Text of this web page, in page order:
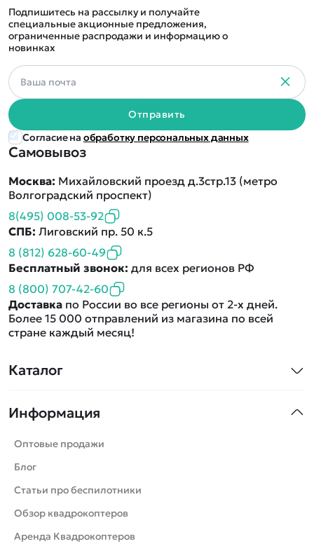
Каталог
Машинки
Танки
Вертолеты
Катера
Роботы
Самолеты
Информация
Оптовые продажи
Блог
Статьи про беспилотники
Обзор квадрокоптеров
Аренда Квадрокоптеров
Самовывоз
Москва: Михайловский проезд д.3стр.13 (метро
Волгоградский проспект)
8(495) 008-53-92
СПБ: Лиговский пр. 50 к.5
8 (812) 628-60-49
Бесплатный звонок: для всех регионов РФ
8 (800) 707-42-60
Доставка по России во все регионы от 2-х дней.
Более 15 000 отправлений из магазина по всей
стране каждый месяц!
Подпишитесь на рассылку и получайте
специальные акционные предложения,
ограниченные распродажи и информацию о
новинках
Отправить
Согласие на обработку персональных данных